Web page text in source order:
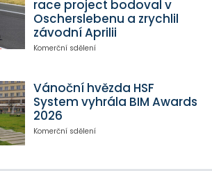
race project bodoval v
Oscherslebenu a zrychlil
závodní Aprilii
Komerční sdělení
Vánoční hvězda HSF
System vyhrála BIM Awards
2026
Komerční sdělení